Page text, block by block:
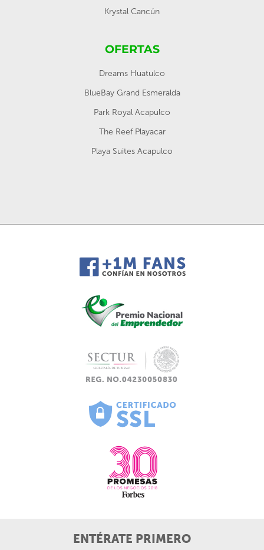
Krystal Cancún
OFERTAS
Dreams Huatulco
BlueBay Grand Esmeralda
Park Royal Acapulco
The Reef Playacar
Playa Suites Acapulco
ENTÉRATE PRIMERO